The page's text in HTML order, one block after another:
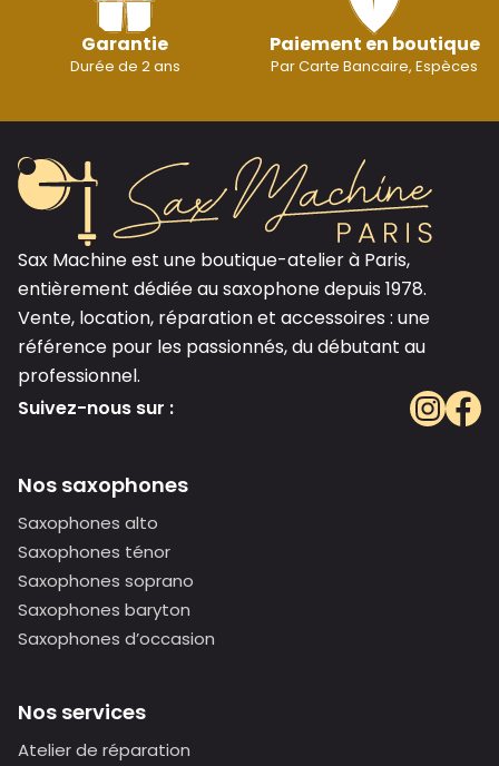
Garantie
Durée de 2 ans
Paiement en boutique
Par Carte Bancaire, Espèces
Sax Machine est une boutique-atelier à Paris,
entièrement dédiée au saxophone depuis 1978.
Vente, location, réparation et accessoires : une
référence pour les passionnés, du débutant au
professionnel.
Suivez-nous sur :
Nos saxophones
Saxophones alto
Saxophones ténor
Saxophones soprano
Saxophones baryton
Saxophones d’occasion
Nos services
Atelier de réparation